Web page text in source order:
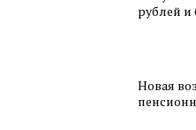
рублей и
Новая